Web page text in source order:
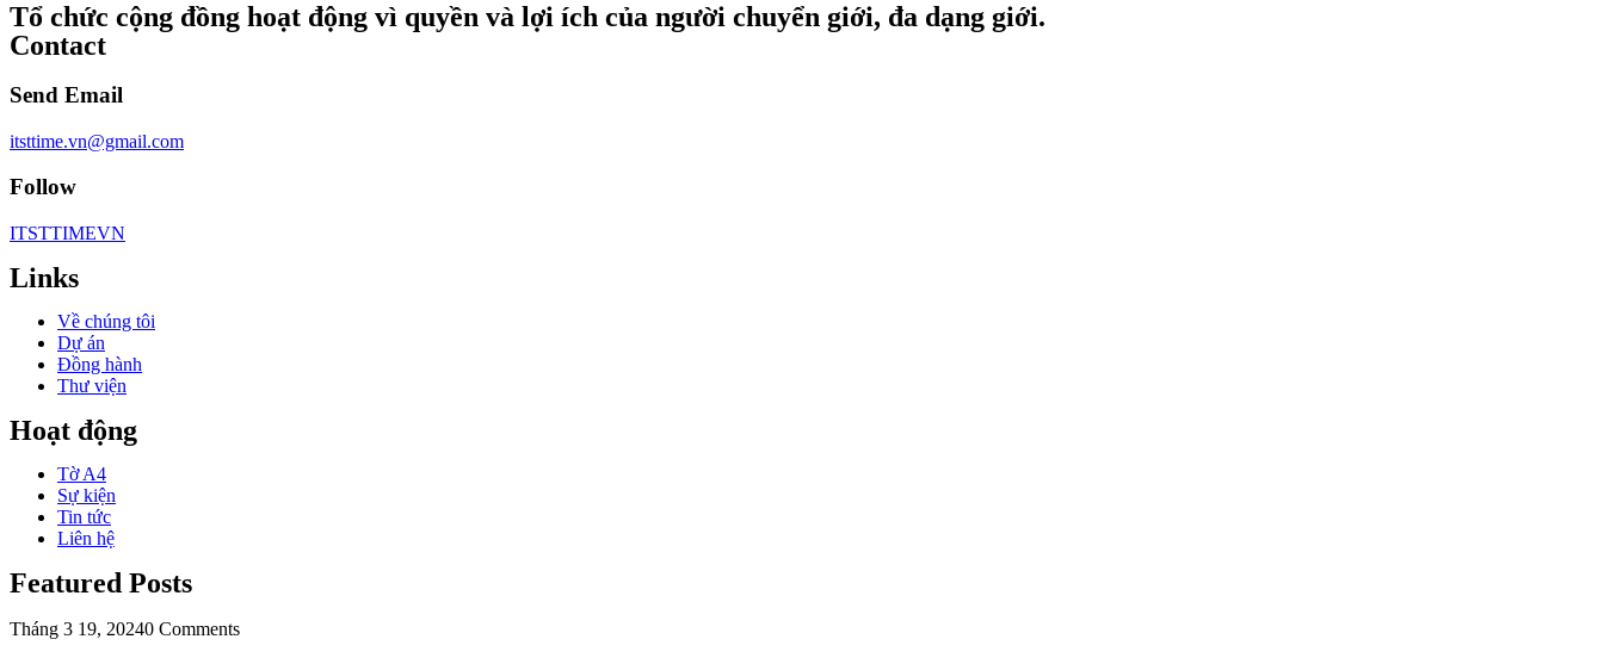
Tổ chức cộng đồng hoạt động vì quyền và lợi ích của người chuyển giới, đa dạng giới.
Contact
Send Email
itsttime.vn@gmail.com
Follow
ITSTTIMEVN
Links
Về chúng tôi
Dự án
Đồng hành
Thư viện
Hoạt động
Tờ A4
Sự kiện
Tin tức
Liên hệ
Featured Posts
Tháng 3 19, 20240 Comments